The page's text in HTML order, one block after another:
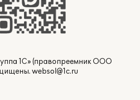
1С» (правопреемник ООО
websol@1c.ru